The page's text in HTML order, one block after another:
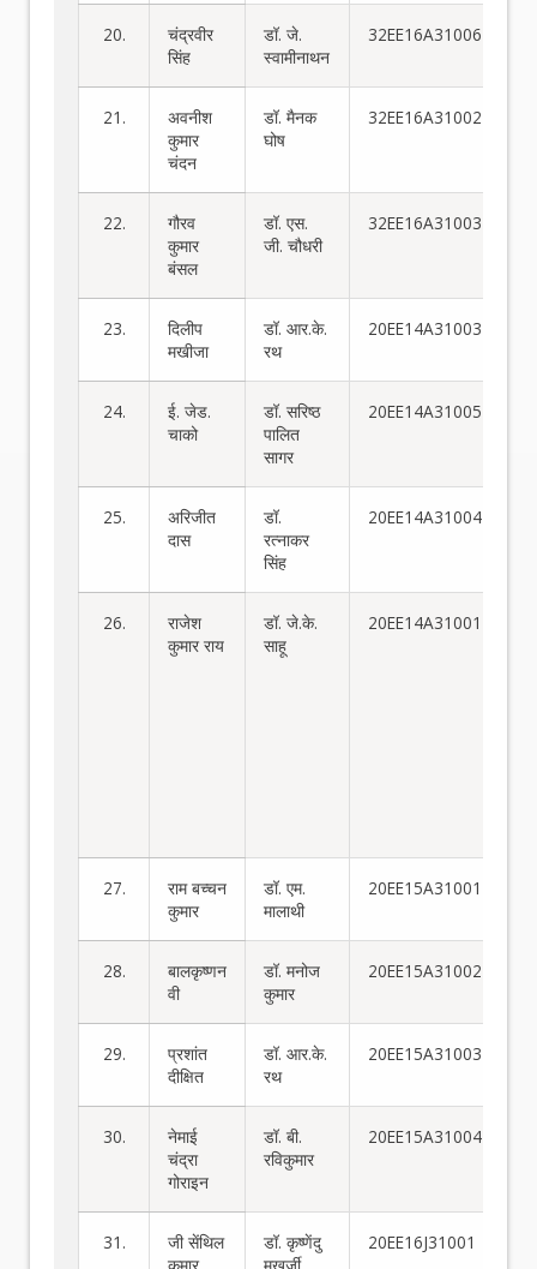
20.
चंद्रवीर
सिंह
डॉ. जे.
स्वामीनाथन
32EE16A31006
21.
अवनीश
कुमार
चंदन
डॉ. मैनक
घोष
32EE16A31002
22.
गौरव
कुमार
बंसल
डॉ. एस.
जी. चौधरी
32EE16A31003
23.
दिलीप
मखीजा
डॉ. आर.के.
रथ
20EE14A31003
24.
ई. जेड.
चाको
डॉ. सरिष्ठ
पालित
सागर
20EE14A31005
25.
अरिजीत
दास
डॉ.
रत्नाकर
सिंह
20EE14A31004
26.
राजेश
कुमार राय
डॉ. जे.के.
साहू
20EE14A31001
27.
राम बच्चन
कुमार
डॉ. एम.
मालाथी
20EE15A31001
28.
बालकृष्णन
वी
डॉ. मनोज
कुमार
20EE15A31002
29.
प्रशांत
दीक्षित
डॉ. आर.के.
रथ
20EE15A31003
30.
नेमाई
चंद्रा
गोराइन
डॉ. बी.
रविकुमार
20EE15A31004
31.
जी सेंथिल
डॉ. कृष्णेंदु
20EE16J31001